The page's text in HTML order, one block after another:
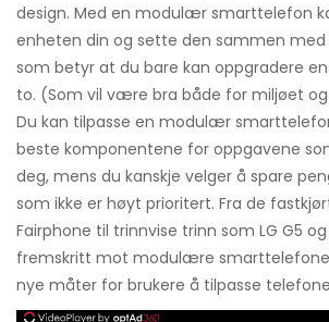
design. Med en modulær smarttelefon
enheten din og sette den sammen med
som betyr at du bare kan oppgradere
to. (Som vil være bra både for miljøet
Du kan tilpasse en modulær
beste komponentene for oppgavene
deg, mens du kanskje velger å spare
som ikke er høyt prioritert. Fra de
Fairphone til trinnvise trinn som LG G5
fremskritt mot modulære
nye måter for brukere å tilpasse